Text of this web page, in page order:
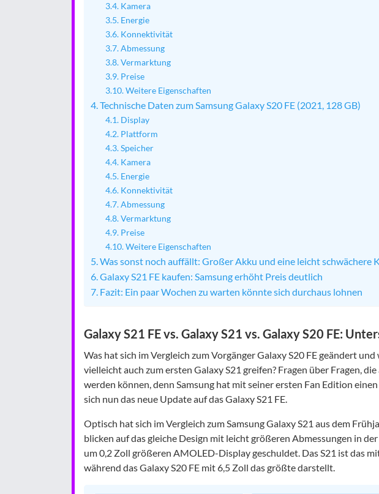
Kamera
Energie
Konnektivität
Abmessung
Vermarktung
Preise
Weitere Eigenschaften
Technische Daten zum Samsung Galaxy S20 FE (2021, 128 GB)
Display
Plattform
Speicher
Kamera
Energie
Konnektivität
Abmessung
Vermarktung
Preise
Weitere Eigenschaften
Was sonst noch auffällt: Großer Akku und eine leicht schwächere
Galaxy S21 FE kaufen: Samsung erhöht Preis deutlich
Fazit: Ein paar Wochen zu warten könnte sich durchaus lohnen
Galaxy S21 FE vs. Galaxy S21 vs. Galaxy S20 FE:
Was hat sich im Vergleich zum Vorgänger Galaxy S20 FE geändert
vielleicht auch zum ersten Galaxy S21 greifen? Fragen über Fragen,
werden können, denn Samsung hat mit seiner ersten Fan Edition
sich nun das neue Update auf das Galaxy S21 FE.
Optisch hat sich im Vergleich zum Samsung Galaxy S21 aus dem
blicken auf das gleiche Design mit leicht größeren Abmessungen in
um 0,2 Zoll größeren AMOLED-Display geschuldet. Das S21 ist das
während das Galaxy S20 FE mit 6,5 Zoll das größte darstellt.